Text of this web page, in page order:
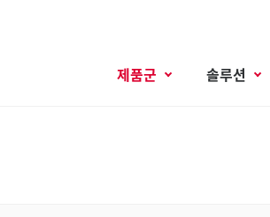
제품군 솔루션